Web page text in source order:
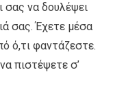
σας να δουλέψει
σας. Έχετε μέσα
ό,τι φαντάζεστε.
πιστέψετε σ’